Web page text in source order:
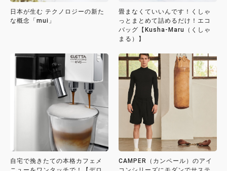
日本が生む テクノロジーの新た
な概念「mui」
畳まなくていいんです！くしゃ
っとまとめて詰めるだけ！エコ
バッグ【Kusha-Maru（くしゃ
まる）】
自宅で挽きたての本格カフェメ
CAMPER（カンペール）のアイ